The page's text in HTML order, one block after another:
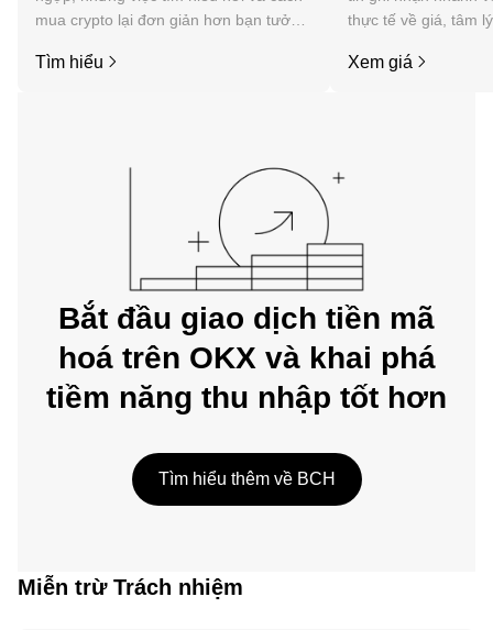
mua crypto lại đơn giản hơn bạn tưởng.
dụng di động OKX hoặc ngay tại đây
Tìm hiểu
thực tế về giá, tâm
Xem giá
Bắt đầu giao dịch tiền mã
hoá trên OKX và khai phá
tiềm năng thu nhập tốt hơn
Tìm hiểu thêm về BCH
Miễn trừ Trách nhiệm